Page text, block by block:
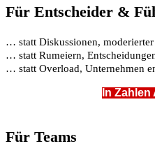
Für Entscheider &
… statt Diskussionen, moderierter
… statt Rumeiern,
… statt Overload, Unternehmen
In
Für Teams